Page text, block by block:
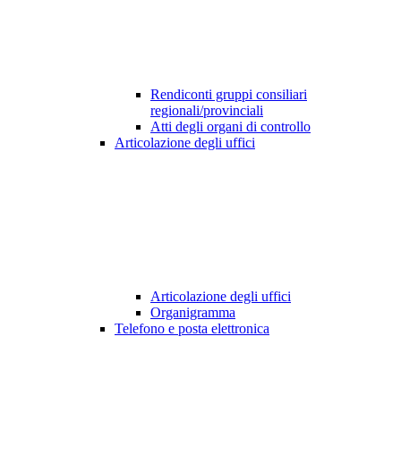
Rendiconti gruppi consiliari
regionali/provinciali
Atti degli organi di controllo
Articolazione degli uffici
Articolazione degli uffici
Organigramma
Telefono e posta elettronica